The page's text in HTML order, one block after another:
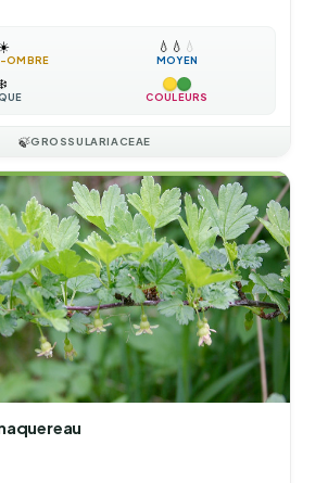
OMBRE
💧 💧 💧
MOYEN
COULEURS
🍃GROSSULARIACEAE